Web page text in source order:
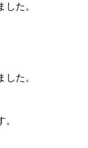
た。
た。